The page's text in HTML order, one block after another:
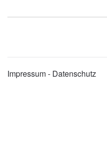
Impressum - Datenschutz